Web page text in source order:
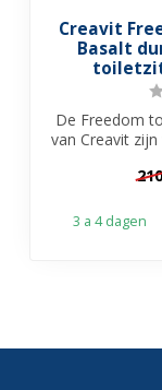
Creavit
Basalt
De Freedom
van Creavit
3 a 4 dagen